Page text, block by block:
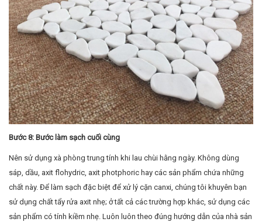
Bước 8: Bước làm sạch cuối cùng
Nên sử dụng xà phòng trung tính khi lau chùi hằng ngày. Không dùng
sáp, dầu, axit flohydric, axit photphoric hay các sản phẩm chứa những
chất này. Để làm sạch đặc biệt để xử lý cặn canxi, chúng tôi khuyên bạn
sử dụng chất tẩy rửa axit nhẹ; ở tất cả các trường hợp khác, sử dụng các
sản phẩm có tính kiềm nhẹ. Luôn luôn theo đúng hướng dẫn của nhà sản